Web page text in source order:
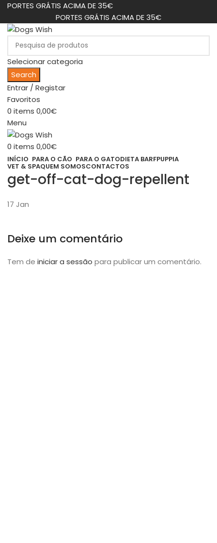
PORTES GRÁTIS ACIMA DE 35€
PORTES GRÁTIS ACIMA DE 35€
Selecionar categoria
Search
Entrar / Registar
Favoritos
0 items 0,00€
Menu
0 items 0,00€
INÍCIO PARA O CÃO PARA O GATODIETA BARFPUPPIA
VET & SPAQUEM SOMOSCONTACTOS
get-off-cat-dog-repellent
17 Jan
Deixe um comentário
Tem de iniciar a sessão para publicar um comentário.